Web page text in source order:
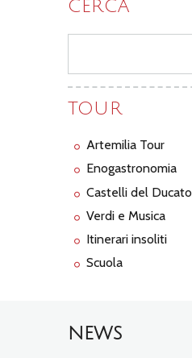
CERCA
TOUR
Artemilia Tour
Enogastronomia
Castelli del Ducato
Verdi e Musica
Itinerari insoliti
Scuola
NEWS